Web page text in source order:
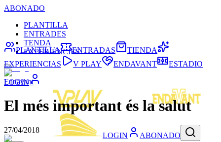
ABONADO
PLANTILLA
ENTRADES
TENDA
EXPERIÈNCIES
LOGIN
LOGIN ABONADO
PLANTILLA ENTRADAS
TIENDA
EXPERIENCIAS
V PLAY ENDAVANT ESTADIO
Endavant
El més important és la salut
27/04/2018